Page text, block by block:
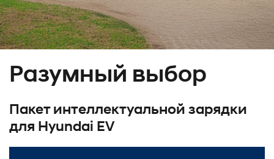
Разумный выбор
Пакет интеллектуальной зарядки
для Hyundai EV